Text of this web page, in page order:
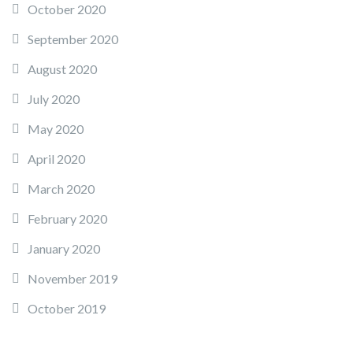
October 2020
September 2020
August 2020
July 2020
May 2020
April 2020
March 2020
February 2020
January 2020
November 2019
October 2019